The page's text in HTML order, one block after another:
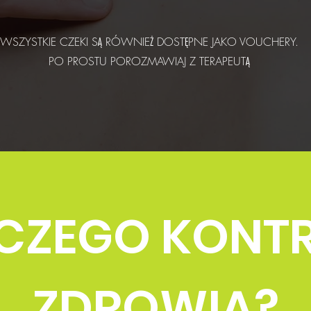
WSZYSTKIE CZEKI SĄ RÓWNIEŻ DOSTĘPNE JAKO VOUCHERY.
PO PROSTU POROZMAWIAJ Z TERAPEUTĄ